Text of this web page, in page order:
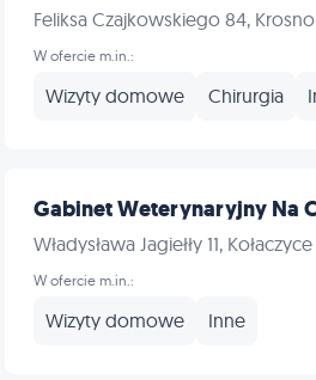
Feliksa Czajkowskiego 84, Krosno
W ofercie m.in.:
Wizyty domowe Chirurgia
Gabinet Weterynaryjny Na
Władysława Jagiełły 11, Kołaczyce
W ofercie m.in.:
Wizyty domowe Inne